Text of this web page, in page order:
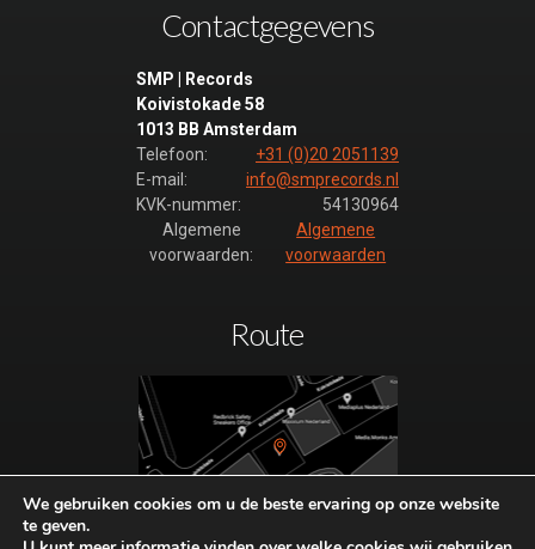
Contactgegevens
SMP | Records
Koivistokade 58
1013 BB Amsterdam
Telefoon:
+31 (0)20 2051139
E-mail:
info@smprecords.nl
KVK-nummer:
54130964
Algemene
voorwaarden:
Algemene
voorwaarden
Route
Plan hier uw route naar SMP-
We gebruiken cookies om u de beste ervaring op onze website
te geven.